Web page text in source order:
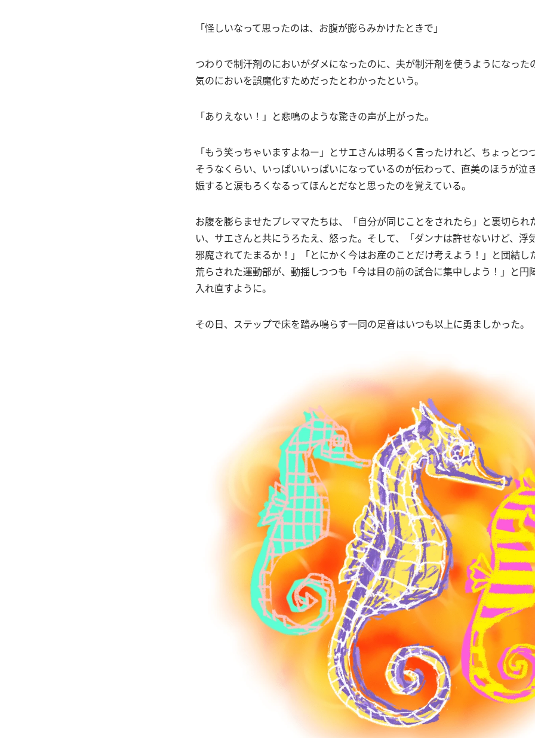
「怪しいなって思ったのは、お腹が膨らみかけたときで」
つわりで制汗剤のにおいがダメになったのに、夫が制汗剤を使うようになった
気のにおいを誤魔化すためだったとわかったという。
「ありえない！」と悲鳴のような驚きの声が上がった。
「もう笑っちゃいますよねー」とサエさんは明るく言ったけれど、ちょっとつ
そうなくらい、いっぱいいっぱいになっているのが伝わって、直美のほうが泣
娠すると涙もろくなるってほんとだなと思ったのを覚えている。
お腹を膨らませたプレママたちは、「自分が同じことをされたら」と裏切られ
い、サエさんと共にうろたえ、怒った。そして、「ダンナは許せないけど、浮
邪魔されてたまるか！」「とにかく今はお産のことだけ考えよう！」と団結し
荒らされた運動部が、動揺しつつも「今は目の前の試合に集中しよう！」と円
入れ直すように。
その日、ステップで床を踏み鳴らす一同の足音はいつも以上に勇ましかった。